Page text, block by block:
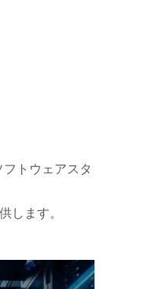
トウェアスタ
します。